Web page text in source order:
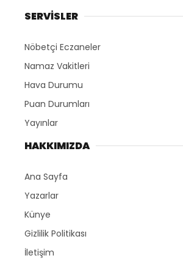
SERVİSLER
Nöbetçi Eczaneler
Namaz Vakitleri
Hava Durumu
Puan Durumları
Yayınlar
HAKKIMIZDA
Ana Sayfa
Yazarlar
Künye
Gizlilik Politikası
İletişim